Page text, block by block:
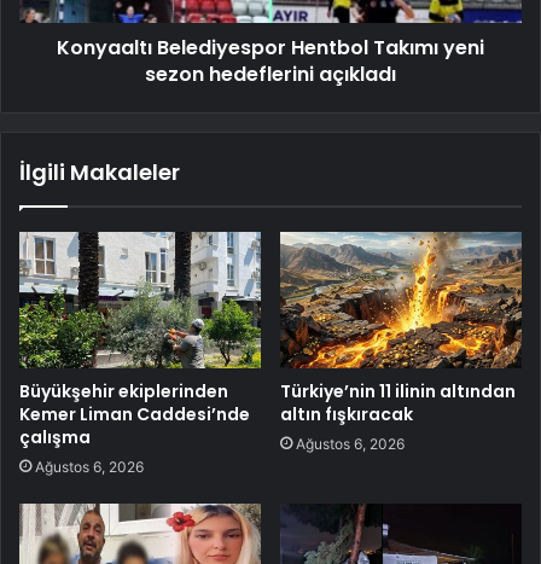
Konyaaltı Belediyespor Hentbol Takımı yeni
sezon hedeflerini açıkladı
İlgili Makaleler
Büyükşehir ekiplerinden
Kemer Liman Caddesi’nde
çalışma
Ağustos 6, 2026
Türkiye’nin 11 ilinin altından
altın fışkıracak
Ağustos 6, 2026